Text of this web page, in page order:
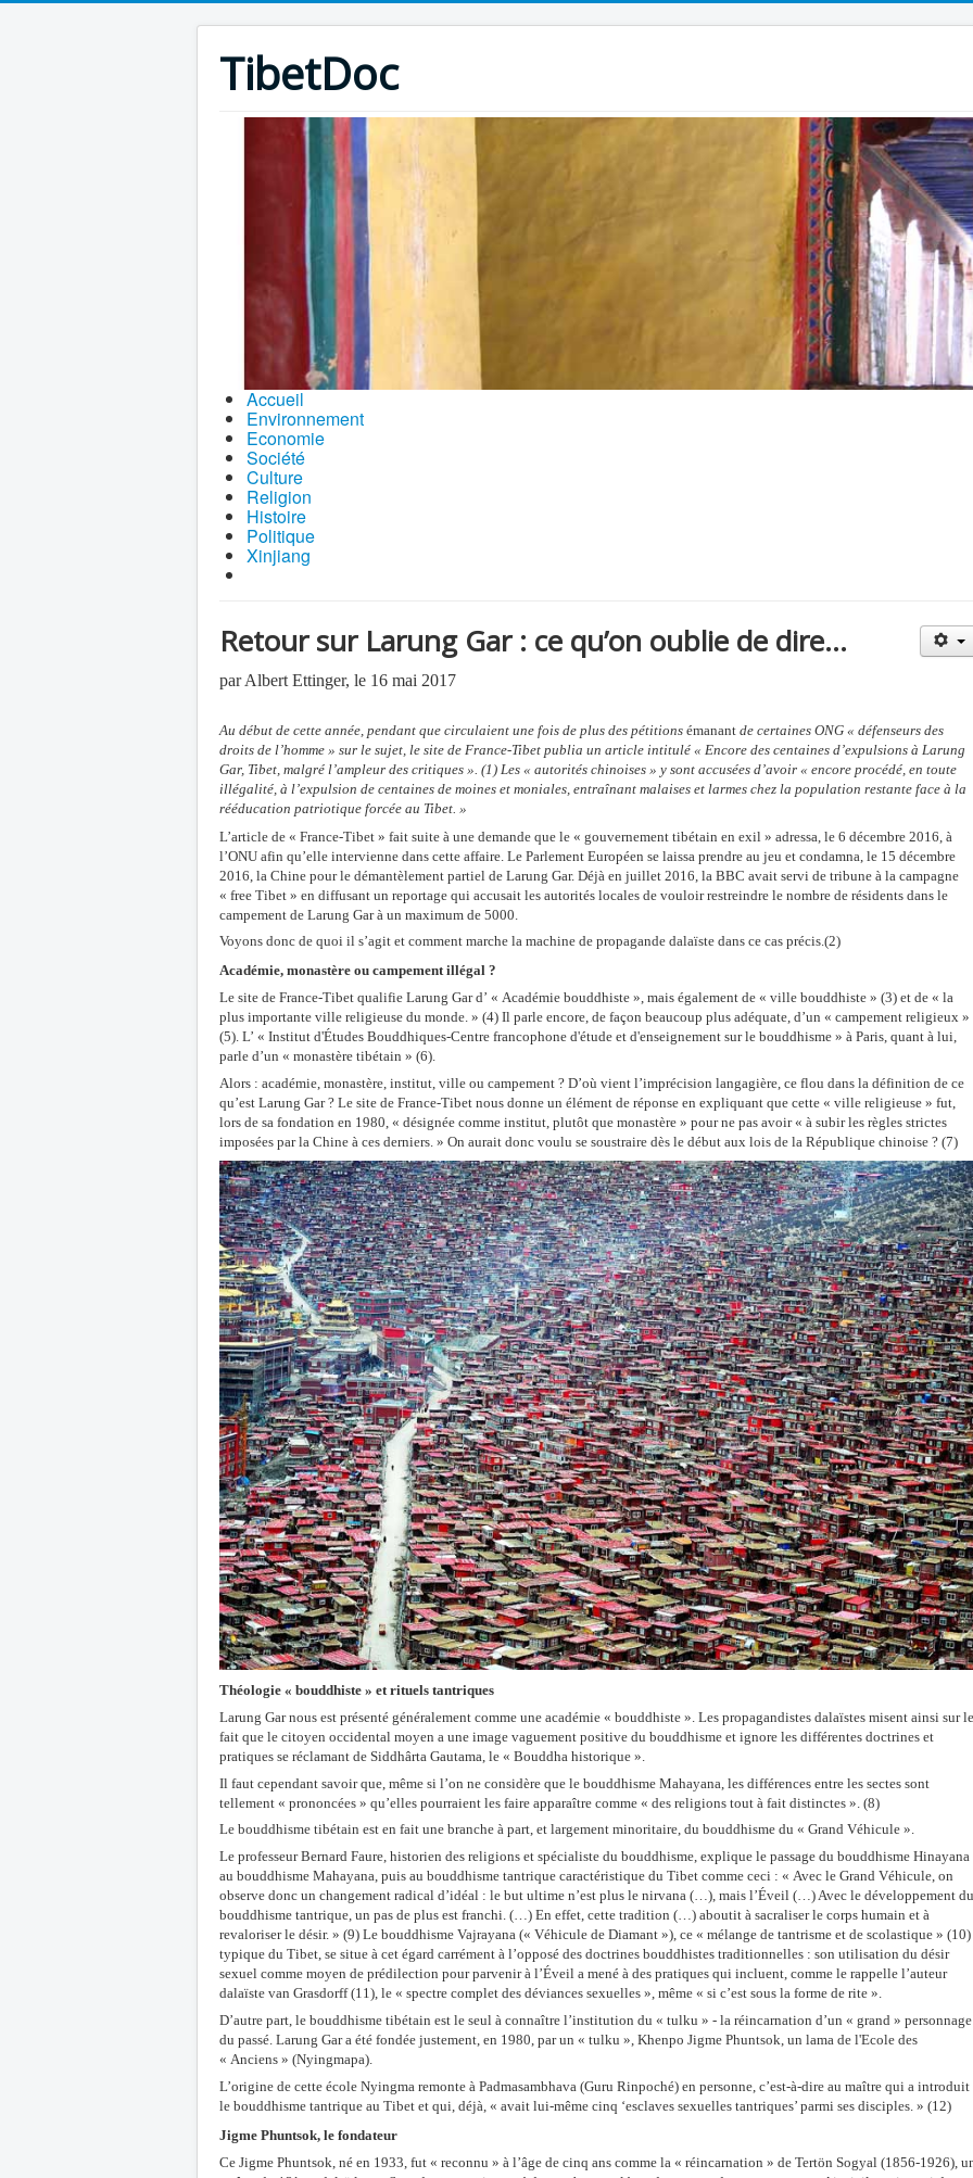
TibetDoc
Accueil
Environnement
Economie
Société
Culture
Religion
Histoire
Politique
Xinjiang
Retour sur Larung Gar : ce qu’on oublie de dire...
par Albert Ettinger, le 16 mai 2017
Au début de cette année, pendant que circulaient une fois de plus des pétitions émanant de certaines ONG « défenseurs des
droits de l’homme » sur le sujet, le site de France-Tibet publia un article intitulé « Encore des centaines d’expulsions à Larung
Gar, Tibet, malgré l’ampleur des critiques ». (1) Les « autorités chinoises » y sont accusées d’avoir « encore procédé, en toute
illégalité, à l’expulsion de centaines de moines et moniales, entraînant malaises et larmes chez la population restante face à la
rééducation patriotique forcée au Tibet. »
L’article de « France-Tibet » fait suite à une demande que le « gouvernement tibétain en exil » adressa, le 6 décembre 2016, à
l’ONU afin qu’elle intervienne dans cette affaire. Le Parlement Européen se laissa prendre au jeu et condamna, le 15 décembre
2016, la Chine pour le démantèlement partiel de Larung Gar. Déjà en juillet 2016, la BBC avait servi de tribune à la campagne
« free Tibet » en diffusant un reportage qui accusait les autorités locales de vouloir restreindre le nombre de résidents dans le
campement de Larung Gar à un maximum de 5000.
Voyons donc de quoi il s’agit et comment marche la machine de propagande dalaïste dans ce cas précis.(2)
Académie, monastère ou campement illégal ?
Le site de France-Tibet qualifie Larung Gar d’ « Académie bouddhiste », mais également de « ville bouddhiste » (3) et de « la
plus importante ville religieuse du monde. » (4) Il parle encore, de façon beaucoup plus adéquate, d’un « campement religieux »
(5). L’ « Institut d'Études Bouddhiques-Centre francophone d'étude et d'enseignement sur le bouddhisme » à Paris, quant à lui,
parle d’un « monastère tibétain » (6).
Alors : académie, monastère, institut, ville ou campement ? D’où vient l’imprécision langagière, ce flou dans la définition de ce
qu’est Larung Gar ? Le site de France-Tibet nous donne un élément de réponse en expliquant que cette « ville religieuse » fut,
lors de sa fondation en 1980, « désignée comme institut, plutôt que monastère » pour ne pas avoir « à subir les règles strictes
imposées par la Chine à ces derniers. » On aurait donc voulu se soustraire dès le début aux lois de la République chinoise ? (7)
Théologie « bouddhiste » et rituels tantriques
Larung Gar nous est présenté généralement comme une académie « bouddhiste ». Les propagandistes dalaïstes misent ainsi sur le
fait que le citoyen occidental moyen a une image vaguement positive du bouddhisme et ignore les différentes doctrines et
pratiques se réclamant de Siddhârta Gautama, le « Bouddha historique ».
Il faut cependant savoir que, même si l’on ne considère que le bouddhisme Mahayana, les différences entre les sectes sont
tellement « prononcées » qu’elles pourraient les faire apparaître comme « des religions tout à fait distinctes ». (8)
Le bouddhisme tibétain est en fait une branche à part, et largement minoritaire, du bouddhisme du « Grand Véhicule ».
Le professeur Bernard Faure, historien des religions et spécialiste du bouddhisme, explique le passage du bouddhisme Hinayana
au bouddhisme Mahayana, puis au bouddhisme tantrique caractéristique du Tibet comme ceci : « Avec le Grand Véhicule, on
observe donc un changement radical d’idéal : le but ultime n’est plus le nirvana (…), mais l’Éveil (…) Avec le développement du
bouddhisme tantrique, un pas de plus est franchi. (…) En effet, cette tradition (…) aboutit à sacraliser le corps humain et à
revaloriser le désir. » (9) Le bouddhisme Vajrayana (« Véhicule de Diamant »), ce « mélange de tantrisme et de scolastique » (10)
typique du Tibet, se situe à cet égard carrément à l’opposé des doctrines bouddhistes traditionnelles : son utilisation du désir
sexuel comme moyen de prédilection pour parvenir à l’Éveil a mené à des pratiques qui incluent, comme le rappelle l’auteur
dalaïste van Grasdorff (11), le « spectre complet des déviances sexuelles », même « si c’est sous la forme de rite ».
D’autre part, le bouddhisme tibétain est le seul à connaître l’institution du « tulku » - la réincarnation d’un « grand » personnage
du passé. Larung Gar a été fondée justement, en 1980, par un « tulku », Khenpo Jigme Phuntsok, un lama de l'Ecole des
« Anciens » (Nyingmapa).
L’origine de cette école Nyingma remonte à Padmasambhava (Guru Rinpoché) en personne, c’est-à-dire au maître qui a introduit
le bouddhisme tantrique au Tibet et qui, déjà, « avait lui-même cinq ‘esclaves sexuelles tantriques’ parmi ses disciples. » (12)
Jigme Phuntsok, le fondateur
Ce Jigme Phuntsok, né en 1933, fut « reconnu » à l’âge de cinq ans comme la « réincarnation » de Tertön Sogyal (1856-1926),